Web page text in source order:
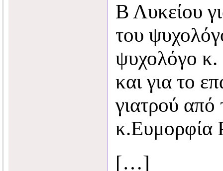
Β Λυκείου
του
ψυχολόγο
και για το
γιατρού από
κ.Ευμορφία
[…]